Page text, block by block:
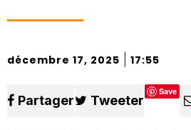
décembre 17, 2025 17:55
Partager Tweeter
Save